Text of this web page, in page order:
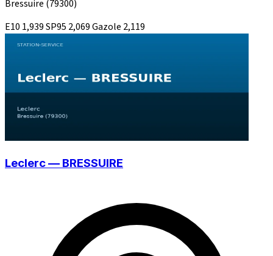
Bressuire (79300)
E10 1,939SP95 2,069Gazole 2,119
Leclerc — BRESSUIRE